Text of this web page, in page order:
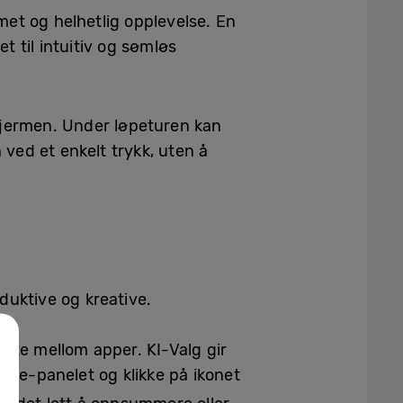
og helhetlig opplevelse. En
til intuitiv og sømløs
Under løpeturen kan
ved et enkelt trykk, uten å
og kreative.
mellom apper. KI-Valg gir
panelet og klikke på ikonet